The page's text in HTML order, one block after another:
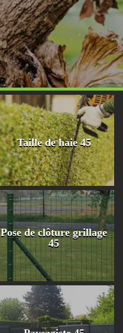
Taille de haie 45
Pose de clôture grillage
45